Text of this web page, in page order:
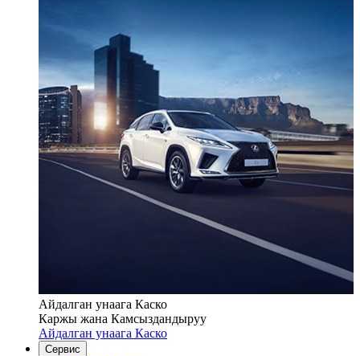
Айдалган унаага Каско
Каржы жана Камсыздандыруу
Айдалган унаага Каско
Сервис